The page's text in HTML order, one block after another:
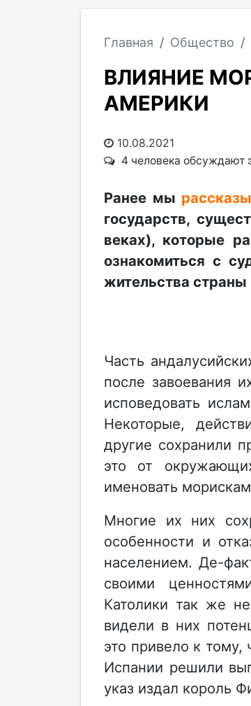
Главная Общество
ВЛИЯНИЕ
АМЕРИКИ
10.08.2021
4 человека обсуждают
Ранее мы
государств,
веках), которые
ознакомиться с
жительства страны
Часть
после завоевания
исповедовать
Некоторые,
другие сохранили
это от
именовать
Многие их них
особенности и
населением. Де-
своими
Католики так же
видели в них
это привело к тому,
Испании решили
указ издал король